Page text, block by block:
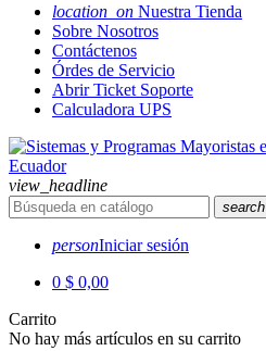
location_on Nuestra Tienda
Sobre Nosotros
Contáctenos
Órdes de Servicio
Abrir Ticket Soporte
Calculadora UPS
view_headline
search
personIniciar sesión
0 $ 0,00
Carrito
No hay más artículos en su carrito